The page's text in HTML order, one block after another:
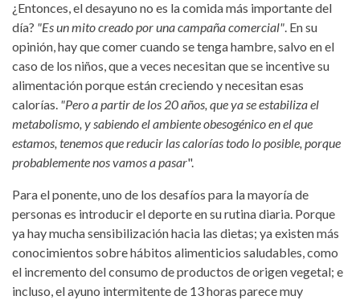
¿Entonces, el desayuno no es la comida más importante del
día? "Es un mito creado por una campaña comercial" . En su
opinión, hay que comer cuando se tenga hambre, salvo en el
caso de los niños, que a veces necesitan que se incentive su
alimentación porque están creciendo y necesitan esas
calorías. "Pero a partir de los 20 años, que ya se estabiliza el
metabolismo, y sabiendo el ambiente obesogénico en el que
estamos, tenemos que reducir las calorías todo lo posible, porque
probablemente nos vamos a pasar".
Para el ponente, uno de los desafíos para la mayoría de
personas es introducir el deporte en su rutina diaria. Porque
ya hay mucha sensibilización hacia las dietas; ya existen más
conocimientos sobre hábitos alimenticios saludables, como
el incremento del consumo de productos de origen vegetal; e
incluso, el ayuno intermitente de 13 horas parece muy